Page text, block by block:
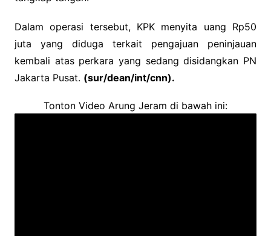
Dalam operasi tersebut, KPK menyita uang Rp50
juta yang diduga terkait pengajuan peninjauan
kembali atas perkara yang sedang disidangkan PN
Jakarta Pusat. (sur/dean/int/cnn).
Tonton Video Arung Jeram di bawah ini: